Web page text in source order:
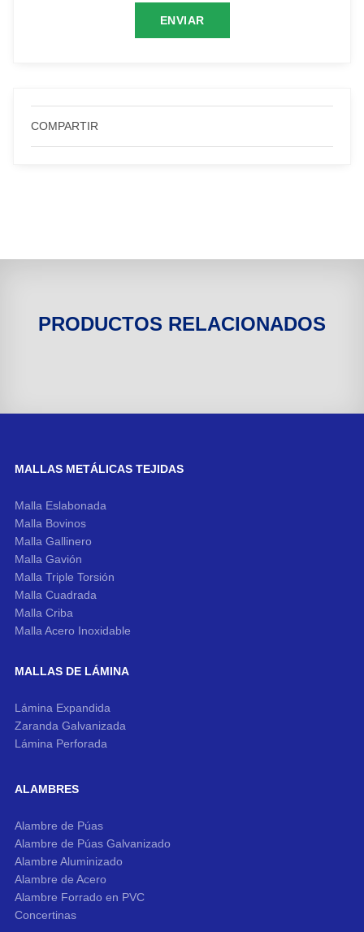
COMPARTIR
PRODUCTOS RELACIONADOS
MALLAS METÁLICAS TEJIDAS
Malla Eslabonada
Malla Bovinos
Malla Gallinero
Malla Gavión
Malla Triple Torsión
Malla Cuadrada
Malla Criba
Malla Acero Inoxidable
MALLAS DE LÁMINA
Lámina Expandida
Zaranda Galvanizada
Lámina Perforada
ALAMBRES
Alambre de Púas
Alambre de Púas Galvanizado
Alambre Aluminizado
Alambre de Acero
Alambre Forrado en PVC
Concertinas